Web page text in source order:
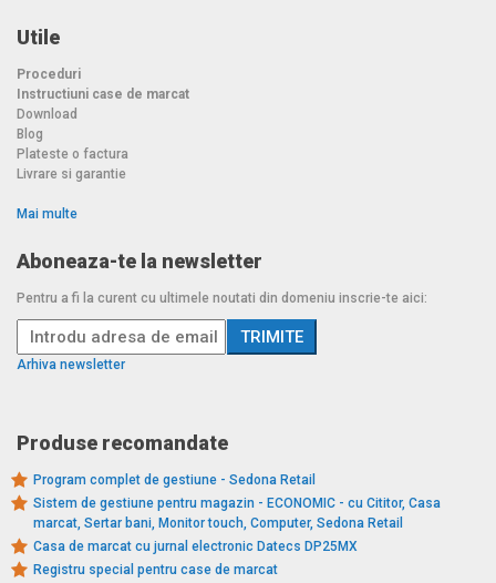
Utile
Proceduri
Instructiuni case de marcat
Download
Blog
Plateste o factura
Livrare si garantie
Mai multe
Aboneaza-te la newsletter
Pentru a fi la curent cu ultimele noutati din domeniu inscrie-te aici:
Arhiva newsletter
Produse recomandate
Program complet de gestiune - Sedona Retail
Sistem de gestiune pentru magazin - ECONOMIC - cu Cititor, Casa
marcat, Sertar bani, Monitor touch, Computer, Sedona Retail
Casa de marcat cu jurnal electronic Datecs DP25MX
Registru special pentru case de marcat